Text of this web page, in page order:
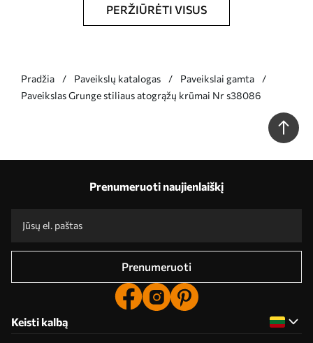
PERŽIŪRĖTI VISUS
Pradžia Paveikslų katalogas
Paveikslai gamta
Paveikslas Grunge stiliaus atogrąžų krūmai Nr s38086
Prenumeruoti naujienlaiškį
Prenumeruoti
Keisti kalbą